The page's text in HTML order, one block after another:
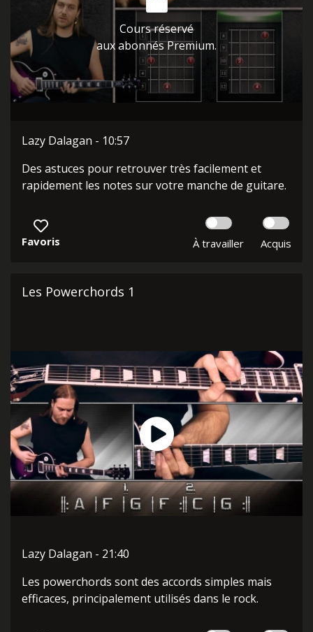
Cours réservé
aux abonnés Premium.
Lazy Dalagan - 10:57
Des astuces pour retrouver très facilement et
rapidement les notes sur votre manche de guitare.
Favoris À travailler Acquis
Les Powerchords 1
Lazy Dalagan - 21:40
Les powerchords sont des accords simples mais
efficaces, principalement utilisés dans le rock.